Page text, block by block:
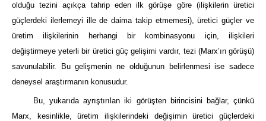
olduğu tezini açıkça tahrip eden ilk görüşe göre (ilişkilerin üretici
güçlerdeki ilerlemeyi ille de daima takip etmemesi), üretici güçler ve
üretim ilişkilerinin herhangi bir kombinasyonu için, ilişkileri
değiştirmeye yeterli bir üretici güç gelişimi vardır, tezi (Marx’ın görüşü)
savunulabilir. Bu gelişmenin ne olduğunun belirlenmesi ise sadece
deneysel araştırmanın konusudur.
Bu, yukarıda ayrıştırılan iki görüşten birincisini bağlar, çünkü
Marx, kesinlikle, üretim ilişkilerindeki değişimin üretici güçlerdeki